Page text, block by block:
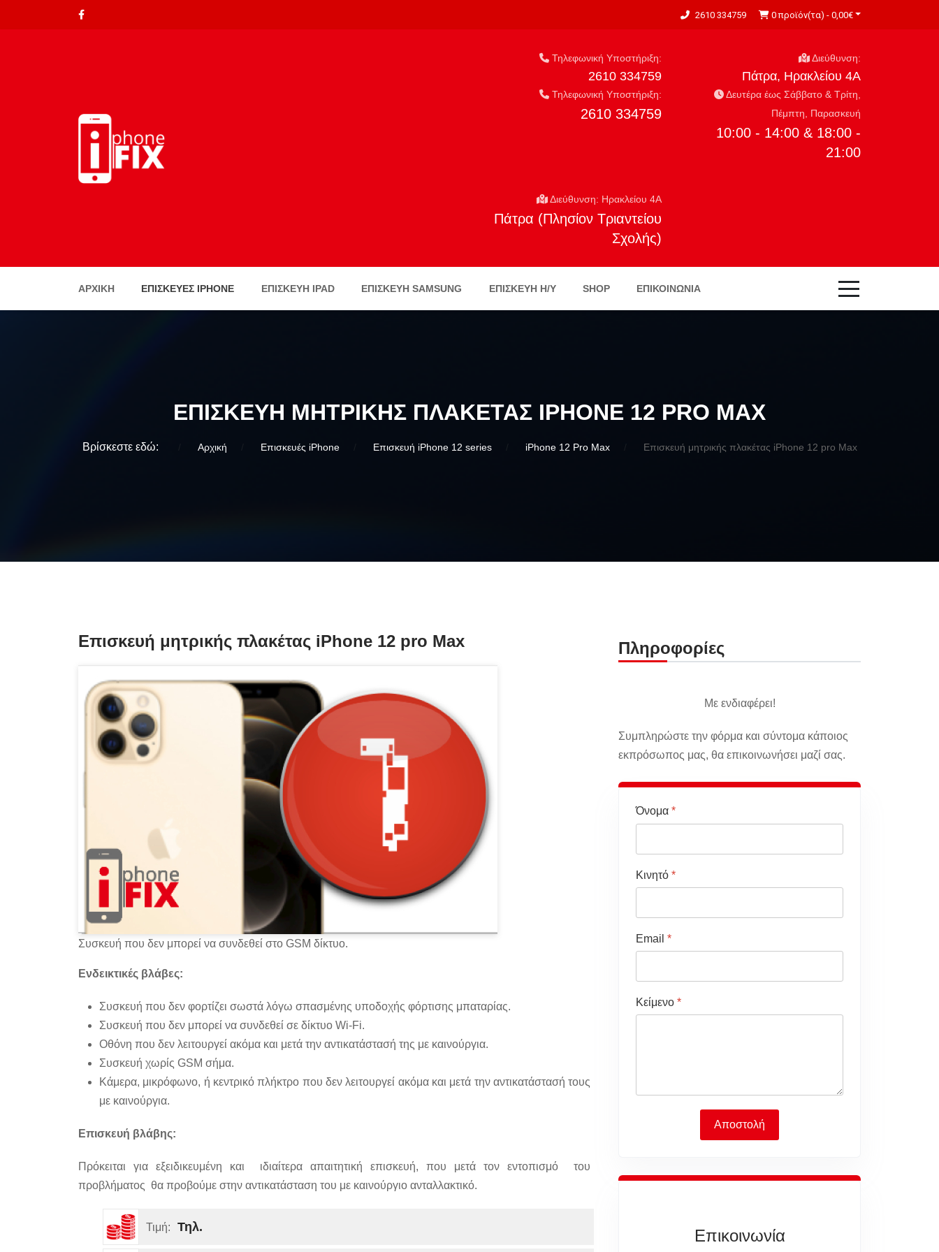
2610 334759 0 προϊόν(τα) - 0,00€
Τηλεφωνική Υποστήριξη:
2610 334759
Διεύθυνση:
Πάτρα, Ηρακλείου 4Α
Τηλεφωνική Υποστήριξη:
2610 334759
Δευτέρα έως Σάββατο & Τρίτη,
Πέμπτη, Παρασκευή
10:00 - 14:00 & 18:00 -
21:00
Διεύθυνση: Ηρακλείου 4Α
Πάτρα (Πλησίον Τριαντείου
Σχολής)
ΑΡΧΙΚΉ ΕΠΙΣΚΕΥΈΣ IPHONE ΕΠΙΣΚΕΥΗ IPAD ΕΠΙΣΚΕΥΗ SAMSUNG ΕΠΙΣΚΕΥΉ Η/Υ SHOP ΕΠΙΚΟΙΝΩΝΊΑ
ΕΠΙΣΚΕΥΉ ΜΗΤΡΙΚΉΣ ΠΛΑΚΈΤΑΣ IPHONE 12 PRO MAX
Βρίσκεστε εδώ: Αρχική Επισκευές iPhone Επισκευή iPhone 12 series iPhone 12 Pro Max Επισκευή μητρικής πλακέτας iPhone 12 pro Max
Επισκευή μητρικής πλακέτας iPhone 12 pro Max
Συσκευή που δεν μπορεί να συνδεθεί στο GSM δίκτυο.
Ενδεικτικές βλάβες:
Συσκευή που δεν φορτίζει σωστά λόγω σπασμένης υποδοχής φόρτισης μπαταρίας.
Συσκευή που δεν μπορεί να συνδεθεί σε δίκτυο Wi-Fi.
Οθόνη που δεν λειτουργεί ακόμα και μετά την αντικατάστασή της με καινούργια.
Συσκευή χωρίς GSM σήμα.
Κάμερα, μικρόφωνο, ή κεντρικό πλήκτρο που δεν λειτουργεί ακόμα και μετά την αντικατάστασή τους
με καινούργια.
Επισκευή βλάβης:
Πρόκειται για εξειδικευμένη και ιδιαίτερα απαιτητική επισκευή, που μετά τον εντοπισμό του
προβλήματος θα προβούμε στην αντικατάσταση του με καινούργιο ανταλλακτικό.
Τιμή: Τηλ.
Πληροφορίες
Με ενδιαφέρει!
Συμπληρώστε την φόρμα και σύντομα κάποιος
εκπρόσωπος μας, θα επικοινωνήσει μαζί σας.
Όνομα*
Κινητό*
Email*
Κείμενο*
Αποστολή
Επικοινωνία